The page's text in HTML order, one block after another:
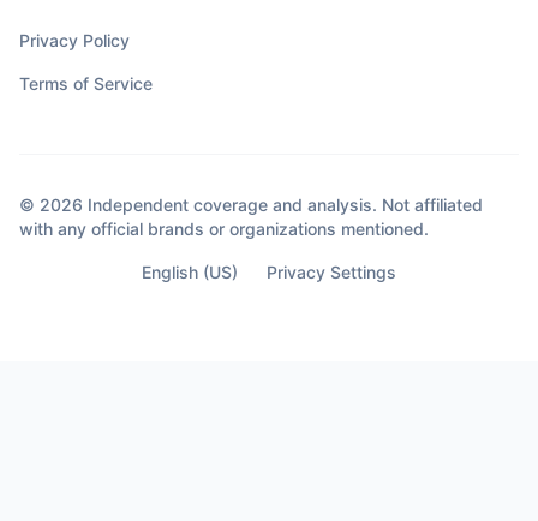
Privacy Policy
Terms of Service
© 2026 Independent coverage and analysis. Not affiliated
with any official brands or organizations mentioned.
English (US) Privacy Settings